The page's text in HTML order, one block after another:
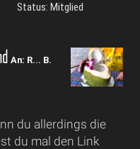
Status: Mitglied
An: R... B.
du allerdings die
du mal den Link